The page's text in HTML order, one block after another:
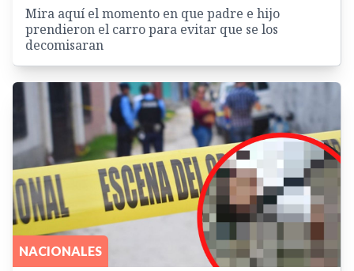
Mira aquí el momento en que padre e hijo
prendieron el carro para evitar que se los
decomisaran
NACIONALES